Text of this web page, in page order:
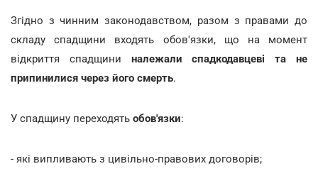
Згідно з чинним законодавством, разом з правами до
складу спадщини входять обов'язки, що на момент
відкриття спадщини належали спадкодавцеві та не
припинилися через його смерть.
У спадщину переходять обов'язки:
- які випливають з цивільно-правових договорів;